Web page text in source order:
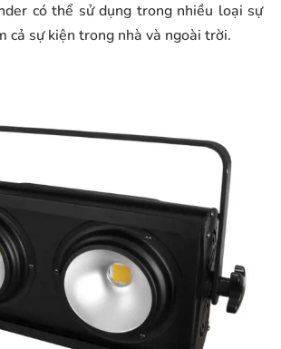
có thể sử dụng trong nhiều loại sự
cả sự kiện trong nhà và ngoài trời.